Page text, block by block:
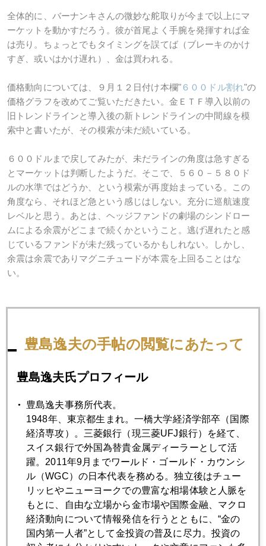
全体的に、バーナンキさんの微妙な舵取りが今まで以上にマ
ーケットを動かすだろう。彼が首尾よく手腕を発揮すれば金
は売り。ちょっとでもタイミングを誤てば（ブレーキのかけ
すぎ、或いはかけ遅れ）、金は買われる。
価格動向については、９月１２日付け本欄"６００ドル割れ"の
価格グラフを改めてご覧いただきたい。金ＥＴＦ導入以前の
旧トレンドラインと導入後の新トレンドラインの中間線を模
索中と書いたが、その模索が未だ続いている。
６００ドルまで戻してみたが、未だラインの角度は急すぎる
とマーケットは判断したようだ。そこで、５６０－５８０ド
ルの水準ではどうか、という模索が再度始まっている。この
角度なら、それほど急という感じはしない。充分に巡航速度
レベルと思う。あとは、ヘッジファンドの劇場のシンドロー
ムによる余震がどこまで続くかということ。逃げ遅れたと感
じているファンドが未だ残っているかもしれない。しかし、
余震は余震でありマグニチュードが本震を上回ることはな
い。
1月 2月 3月 4月 5月 6月
7月 8月 9月 10月
2006年10月31日
600ドル台回復
2006年10月30日
有事の金の変遷
2006年10月25日
豊島逸夫の手帖の閲覧にあたって
豊島逸夫氏プロフィール
豊島逸夫事務所代表。
1948年、東京都生まれ。一橋大学経済学部卒（国際
経済専攻）。三菱銀行（現三菱UFJ銀行）を経て、
スイス銀行で外国為替貴金属ディーラーとして活
躍。2011年9月までワールド・ゴールド・カウンシ
ル（WGC）の日本代表を務める。独立後はチュー
リッヒやニューヨークでの豊富な相場体験と人脈を
もとに、自由な立場から金市場や国際金融、マクロ
経済動向について情報発信を行うとともに、“金の
国内第一人者”として金投資の普及に尽力。投資の